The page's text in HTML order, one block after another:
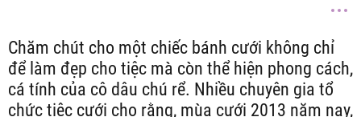
Chăm chút cho một chiếc bánh cưới không chỉ
để làm đẹp cho tiệc mà còn thể hiện phong cách,
cá tính của cô dâu chú rể. Nhiều chuyên gia tổ
chức tiệc cưới cho rằng, mùa cưới 2013 năm nay,